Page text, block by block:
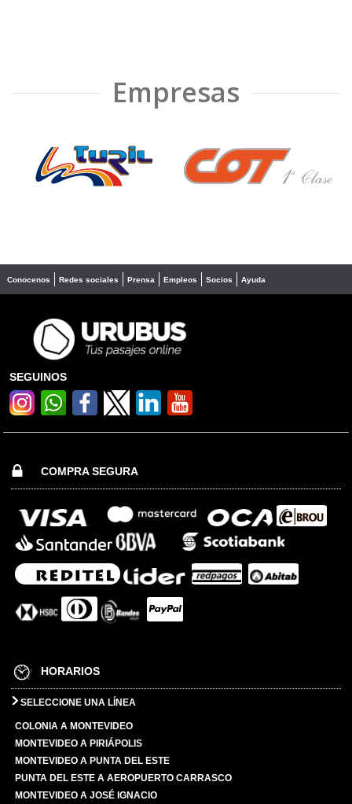
Empresas
❮ ❯
Conocenos Redes sociales Prensa Empleos Socios Ayuda
SEGUINOS
COMPRA SEGURA
HORARIOS
SELECCIONE UNA LÍNEA
COLONIA A MONTEVIDEO
MONTEVIDEO A PIRIÁPOLIS
MONTEVIDEO A PUNTA DEL ESTE
PUNTA DEL ESTE A AEROPUERTO CARRASCO
MONTEVIDEO A JOSÉ IGNACIO